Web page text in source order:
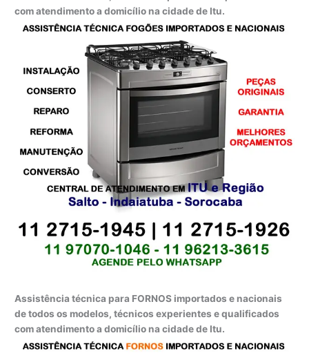
com atendimento a domicílio na cidade de Itu.
Assistência técnica para FORNOS importados e nacionais
de todos os modelos, técnicos experientes e qualificados
com atendimento a domicílio na cidade de Itu.